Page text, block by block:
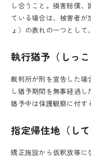
し合うこと。損害賠償
ている場合は、被害者が
ょ）の表れの一つとして
執行猶予（しっこ
裁判所が刑を宣告した場
し猶予期間を無事経過
猶予中は保護観察に付す
指定帰住地（して
矯正施設から仮釈放等に